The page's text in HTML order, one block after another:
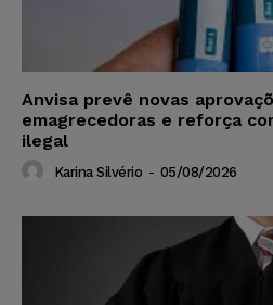
Anvisa prevê novas
emagrecedoras e reforça
ilegal
Karina Silvério - 05/08/2026